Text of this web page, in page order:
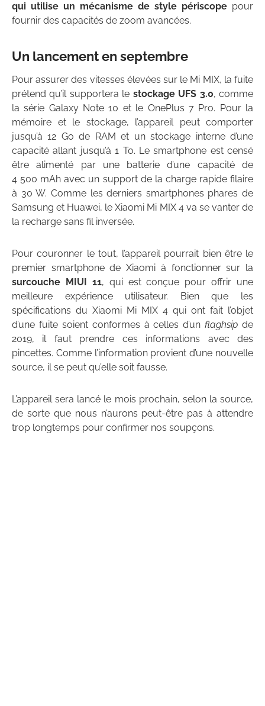
qui utilise un mécanisme de style périscope pour
fournir des capacités de zoom avancées.
Un lancement en septembre
Pour assurer des vitesses élevées sur le Mi MIX, la fuite
prétend qu’il supportera le stockage UFS 3.0, comme
la série Galaxy Note 10 et le OnePlus 7 Pro. Pour la
mémoire et le stockage, l’appareil peut comporter
jusqu’à 12 Go de RAM et un stockage interne d’une
capacité allant jusqu’à 1 To. Le smartphone est censé
être alimenté par une batterie d’une capacité de
4 500 mAh avec un support de la charge rapide filaire
à 30 W. Comme les derniers smartphones phares de
Samsung et Huawei, le Xiaomi Mi MIX 4 va se vanter de
la recharge sans fil inversée.
Pour couronner le tout, l’appareil pourrait bien être le
premier smartphone de Xiaomi à fonctionner sur la
surcouche MIUI 11, qui est conçue pour offrir une
meilleure expérience utilisateur. Bien que les
spécifications du Xiaomi Mi MIX 4 qui ont fait l’objet
d’une fuite soient conformes à celles d’unflaghsip de
2019, il faut prendre ces informations avec des
pincettes. Comme l’information provient d’une nouvelle
source, il se peut qu’elle soit fausse.
L’appareil sera lancé le mois prochain, selon la source,
de sorte que nous n’aurons peut-être pas à attendre
trop longtemps pour confirmer nos soupçons.